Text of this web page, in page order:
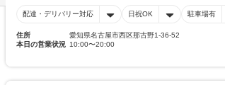
配達・デリバリー対応 日祝OK 駐車場有
住所
愛知県名古屋市西区那古野1-36-52
本日の営業状況 10:00〜20:00